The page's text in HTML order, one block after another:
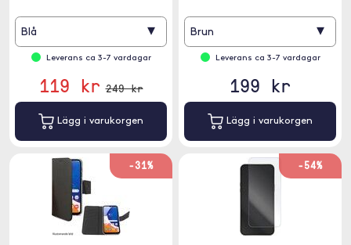
Blå ▾
Leverans ca 3-7 vardagar
119 kr 249 kr
Lägg i varukorgen
Brun ▾
Leverans ca 3-7 vardagar
199 kr
Lägg i varukorgen
-31% -54%